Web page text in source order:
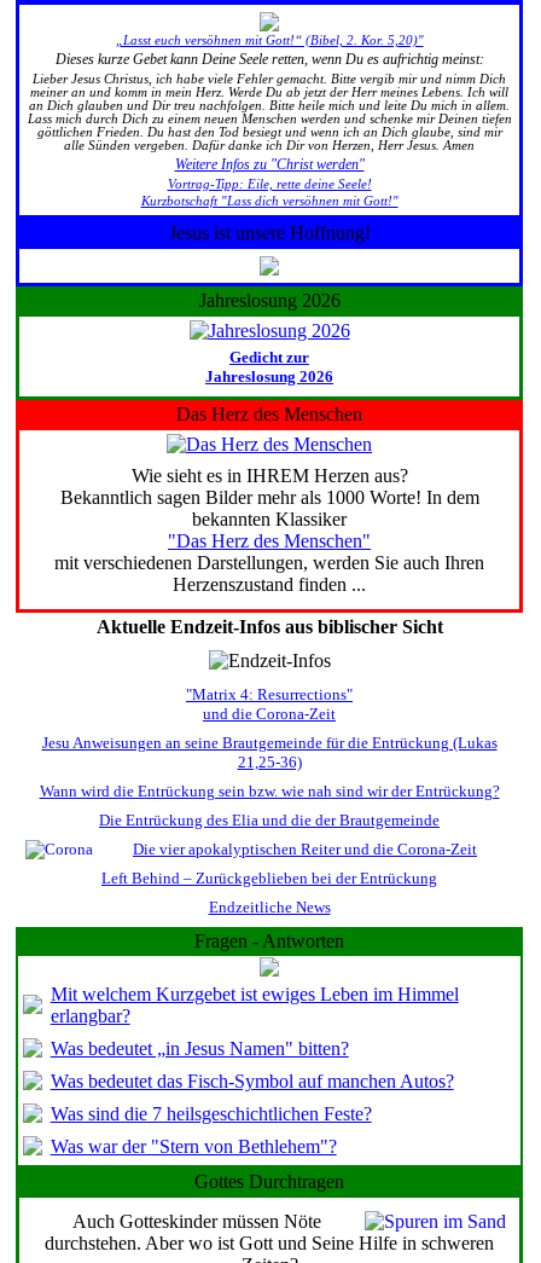
„Lasst euch versöhnen mit Gott!“ (Bibel, 2. Kor. 5,20)"
Dieses kurze Gebet kann Deine Seele retten, wenn Du es aufrichtig meinst:
Lieber Jesus Christus, ich habe viele Fehler gemacht. Bitte vergib mir und nimm Dich
meiner an und komm in mein Herz. Werde Du ab jetzt der Herr meines Lebens. Ich will
an Dich glauben und Dir treu nachfolgen. Bitte heile mich und leite Du mich in allem.
Lass mich durch Dich zu einem neuen Menschen werden und schenke mir Deinen tiefen
göttlichen Frieden. Du hast den Tod besiegt und wenn ich an Dich glaube, sind mir
alle Sünden vergeben. Dafür danke ich Dir von Herzen, Herr Jesus. Amen
Weitere Infos zu "Christ werden"
Vortrag-Tipp: Eile, rette deine Seele!
Kurzbotschaft "Lass dich versöhnen mit Gott!"
Jesus ist unsere Hoffnung!
Jahreslosung 2026
Gedicht zur
Jahreslosung 2026
Das Herz des Menschen
Wie sieht es in IHREM Herzen aus?
Bekanntlich sagen Bilder mehr als 1000 Worte! In dem
bekannten Klassiker
"Das Herz des Menschen"
mit verschiedenen Darstellungen, werden Sie auch Ihren
Herzenszustand finden ...
Aktuelle Endzeit-Infos aus biblischer Sicht
"Matrix 4: Resurrections"
und die Corona-Zeit
Jesu Anweisungen an seine Brautgemeinde für die Entrückung (Lukas
21,25-36)
Wann wird die Entrückung sein bzw. wie nah sind wir der Entrückung?
Die Entrückung des Elia und die der Brautgemeinde
Die vier apokalyptischen Reiter und die Corona-Zeit
Left Behind – Zurückgeblieben bei der Entrückung
Endzeitliche News
Fragen - Antworten
Mit welchem Kurzgebet ist ewiges Leben im Himmel
erlangbar?
Was bedeutet „in Jesus Namen" bitten?
Was bedeutet das Fisch-Symbol auf manchen Autos?
Was sind die 7 heilsgeschichtlichen Feste?
Was war der "Stern von Bethlehem"?
Gottes Durchtragen
Auch Gotteskinder müssen Nöte
durchstehen. Aber wo ist Gott und Seine Hilfe in schweren